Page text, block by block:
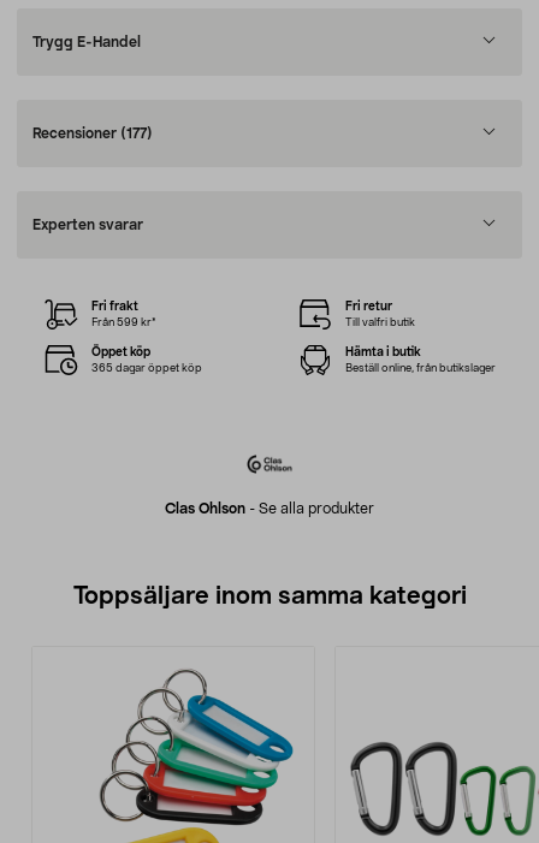
Trygg E-Handel
Recensioner (177)
Experten svarar
Clas Ohlson - Se alla produkter
Fri frakt
Från 599 kr*
Fri retur
Till valfri butik
Öppet köp
365 dagar öppet köp
Hämta i butik
Beställ online, från butikslager
Toppsäljare inom samma kategori